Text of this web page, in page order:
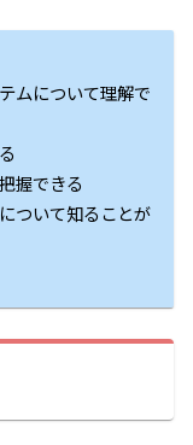
ムについて理解で
握できる
ついて知ることが